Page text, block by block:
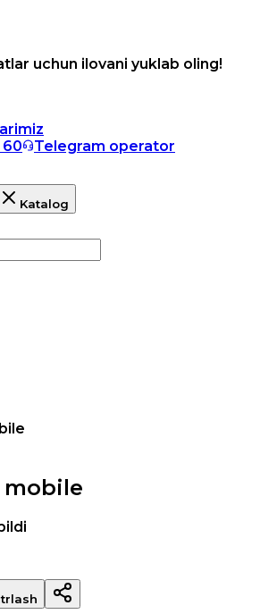
uchun ilovani yuklab oling!
60
Telegram operator
Katalog
mobile